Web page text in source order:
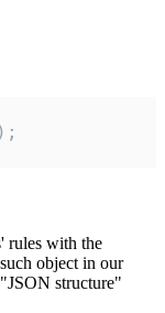
rules with the
object in our
structure"